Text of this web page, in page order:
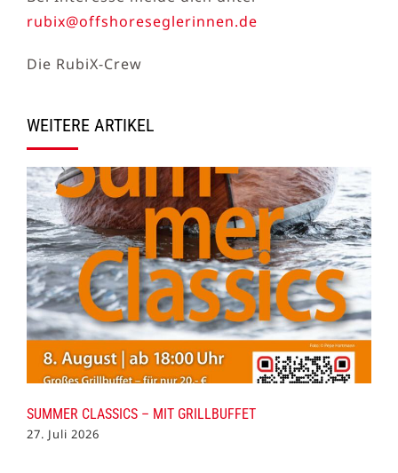
rubix@offshoreseglerinnen.de
Die RubiX-Crew
WEITERE ARTIKEL
SUMMER CLASSICS – MIT GRILLBUFFET
27. Juli 2026